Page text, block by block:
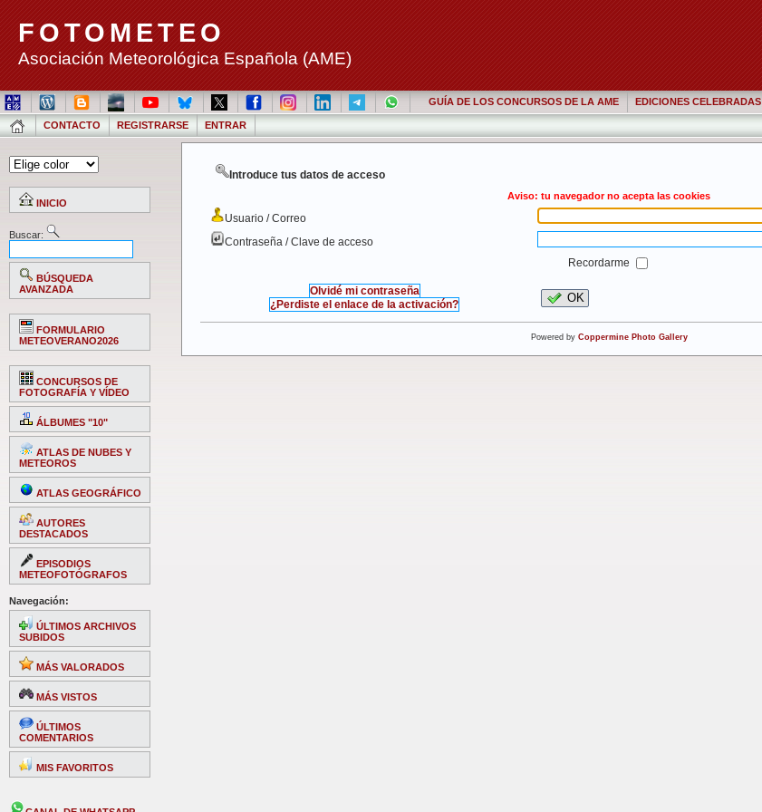
FOTOMETEO
Asociación Meteorológica Española (AME)
GUÍA DE LOS CONCURSOS DE LA AME EDICIONES CELEBRADAS
CONTACTO REGISTRARSE ENTRAR
INICIO
Buscar:
BÚSQUEDA
AVANZADA
FORMULARIO
METEOVERANO2026
CONCURSOS DE
FOTOGRAFÍA Y VÍDEO
ÁLBUMES "10"
ATLAS DE NUBES Y
METEOROS
ATLAS GEOGRÁFICO
AUTORES
DESTACADOS
EPISODIOS
METEOFOTÓGRAFOS
Navegación:
ÚLTIMOS ARCHIVOS
SUBIDOS
MÁS VALORADOS
MÁS VISTOS
ÚLTIMOS
COMENTARIOS
MIS FAVORITOS
Introduce tus datos de acceso
Aviso: tu navegador no acepta las cookies
Usuario / Correo
Contraseña / Clave de acceso
Recordarme
Olvidé mi contraseña
¿Perdiste el enlace de la activación?
OK
Powered by Coppermine Photo Gallery